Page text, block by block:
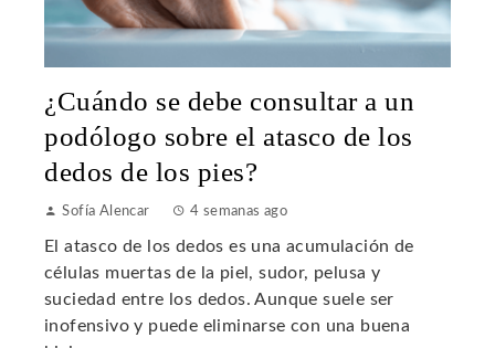
¿Cuándo se debe consultar a un
podólogo sobre el atasco de los
dedos de los pies?
Sofía Alencar 4 semanas ago
El atasco de los dedos es una acumulación de
células muertas de la piel, sudor, pelusa y
suciedad entre los dedos. Aunque suele ser
inofensivo y puede eliminarse con una buena